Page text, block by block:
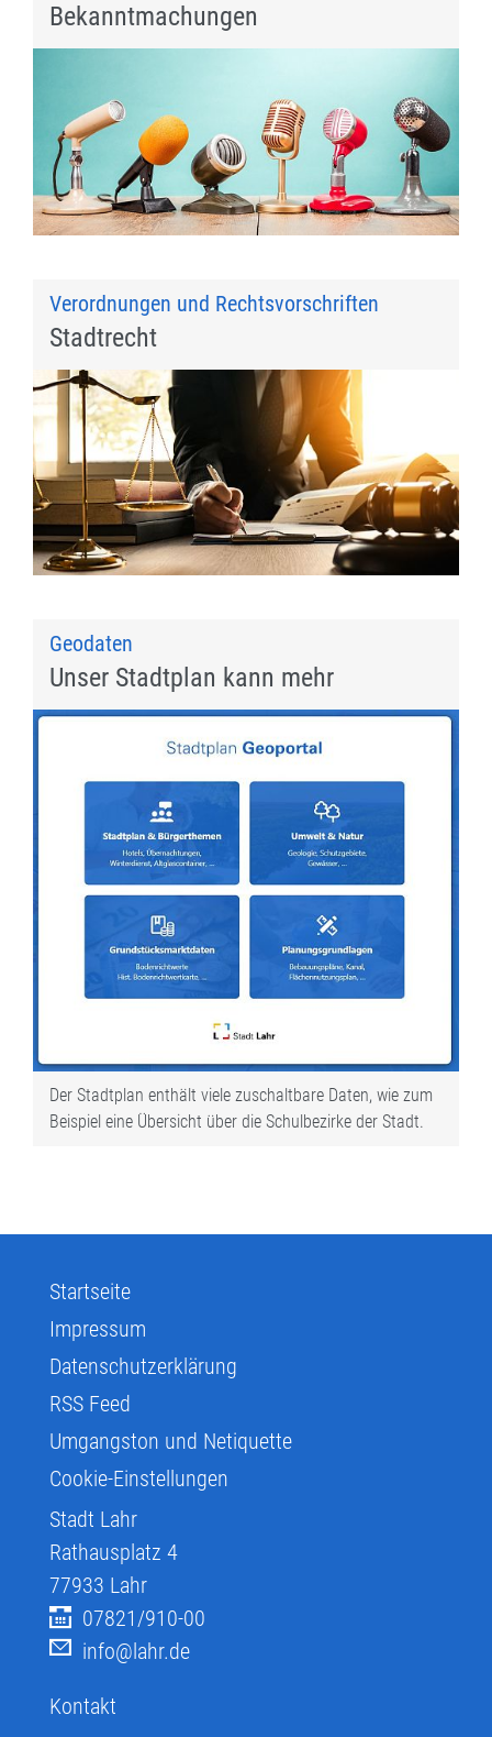
Bekanntmachungen
Verordnungen und Rechtsvorschriften
Stadtrecht
Geodaten
Unser Stadtplan kann mehr
Der Stadtplan enthält viele zuschaltbare Daten, wie zum
Beispiel eine Übersicht über die Schulbezirke der Stadt.
Startseite
Impressum
Datenschutzerklärung
RSS Feed
Umgangston und Netiquette
Cookie-Einstellungen
Stadt Lahr
Rathausplatz 4
77933 Lahr
07821/910-00
info@lahr.de
Kontakt